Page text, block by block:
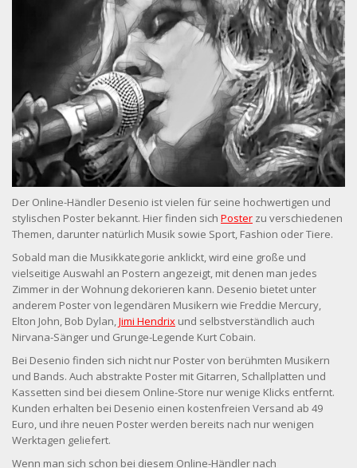
Der Online-Händler Desenio ist vielen für seine hochwertigen und
stylischen Poster bekannt. Hier finden sich Poster zu verschiedenen
Themen, darunter natürlich Musik sowie Sport, Fashion oder Tiere.
Sobald man die Musikkategorie anklickt, wird eine große und
vielseitige Auswahl an Postern angezeigt, mit denen man jedes
Zimmer in der Wohnung dekorieren kann. Desenio bietet unter
anderem Poster von legendären Musikern wie Freddie Mercury,
Elton John, Bob Dylan,Jimi Hendrix und selbstverständlich auch
Nirvana-Sänger und Grunge-Legende Kurt Cobain.
Bei Desenio finden sich nicht nur Poster von berühmten Musikern
und Bands. Auch abstrakte Poster mit Gitarren, Schallplatten und
Kassetten sind bei diesem Online-Store nur wenige Klicks entfernt.
Kunden erhalten bei Desenio einen kostenfreien Versand ab 49
Euro, und ihre neuen Poster werden bereits nach nur wenigen
Werktagen geliefert.
Wenn man sich schon bei diesem Online-Händler nach